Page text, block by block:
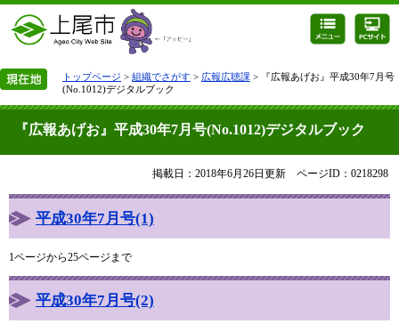
トップページ > 組織でさがす > 広報広聴課 > 『広報あげお』平成30年7月号
(No.1012)デジタルブック
『広報あげお』平成30年7月号(No.1012)デジタルブック
掲載日：2018年6月26日更新 ページID：0218298
平成30年7月号(1)
1ページから25ページまで
平成30年7月号(2)